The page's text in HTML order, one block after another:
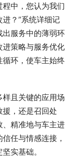
中，您认为我们
？”系统详细记
服务中的薄弱环
策略与服务优化
环，使车主始终
且关键的应用场
，还是召回处
精准地与车主进
任与情感连接，
实基础。